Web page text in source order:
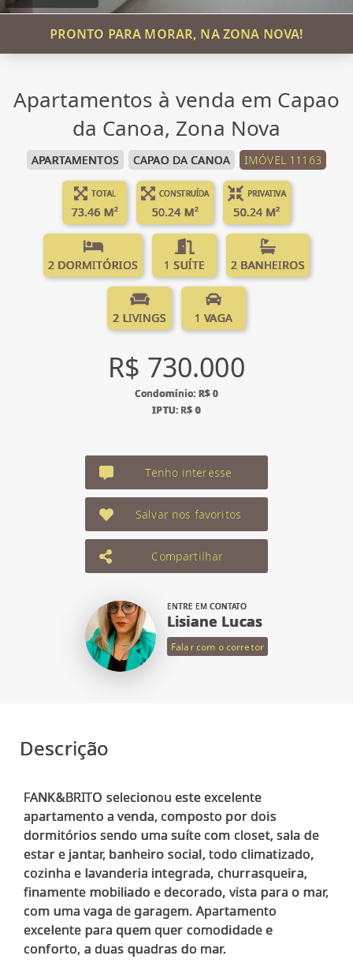
PRONTO PARA MORAR, NA ZONA NOVA!
Apartamentos à venda em Capao
da Canoa, Zona Nova
APARTAMENTOS CAPAO DA CANOA IMÓVEL 11163
TOTAL
73.46 M²
CONSTRUÍDA
50.24 M²
PRIVATIVA
50.24 M²
2 DORMITÓRIOS 1 SUÍTE 2 BANHEIROS
2 LIVINGS 1 VAGA
R$ 730.000
Condomínio: R$ 0
IPTU: R$ 0
Tenho interesse
Salvar nos favoritos
Compartilhar
ENTRE EM CONTATO
Lisiane Lucas
Falar com o corretor
Descrição
FANK&BRITO selecionou este excelente
apartamento a venda, composto por dois
dormitórios sendo uma suíte com closet, sala de
estar e jantar, banheiro social, todo climatizado,
cozinha e lavanderia integrada, churrasqueira,
finamente mobiliado e decorado, vista para o mar,
com uma vaga de garagem. Apartamento
excelente para quem quer comodidade e
conforto, a duas quadras do mar.